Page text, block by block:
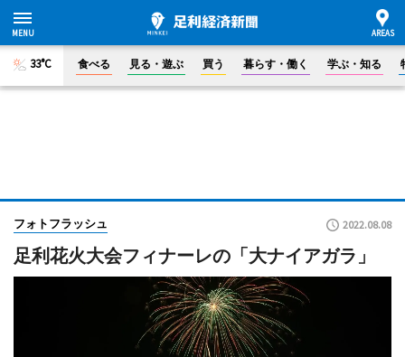
33°C 食べる 見る・遊ぶ 買う 暮らす・働く 学ぶ・知る
フォトフラッシュ 2022.08.08
足利花火大会フィナーレの「大ナイアガラ」